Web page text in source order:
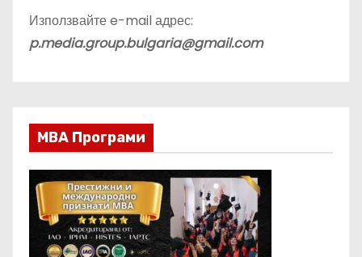
Използвайте e-mail адрес:
p.media.group.bulgaria@gmail.com
МВА Програми